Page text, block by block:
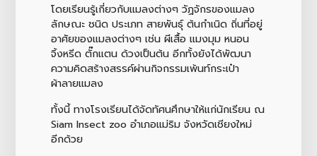
โดยเรียนรู้เกี่ยวกับแมลงต่างๆ วัฏจักรของแมลง
ลักษณะ ชนิด ประเภท สายพันธุ์ ต้นกำเนิด ถิ่นที่อยู่
อาศัยของแมลงต่างๆ เช่น ผีเสื้อ แมงมุม หนอน
จิ้งหรีด ตั๊กแตน ด้วงเป็นต้น อีกทั้งยังได้พัฒนา
ความคิดสร้างสรรค์ผ่านกิจกรรมเพ้นท์กระเป๋า
ผ้าลายแมลง
ทั้งนี้ ทางโรงเรียนได้จัดทัศนศึกษาให้แก่นักเรียน ณ
Siam Insect zoo อำเภอแม่ริม จังหวัดเชียงใหม่
อีกด้วย